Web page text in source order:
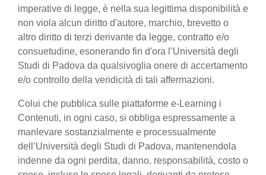
imperative di legge, è nella sua legittima disponibilità e
non viola alcun diritto d'autore, marchio, brevetto o
altro diritto di terzi derivante da legge, contratto e/o
consuetudine, esonerando fin d'ora l’Università degli
Studi di Padova da qualsivoglia onere di accertamento
e/o controllo della veridicità di tali affermazioni.
Colui che pubblica sulle piattaforme e-Learning i
Contenuti, in ogni caso, si obbliga espressamente a
manlevare sostanzialmente e processualmente
dell’Università degli Studi di Padova, mantenendola
indenne da ogni perdita, danno, responsabilità, costo o